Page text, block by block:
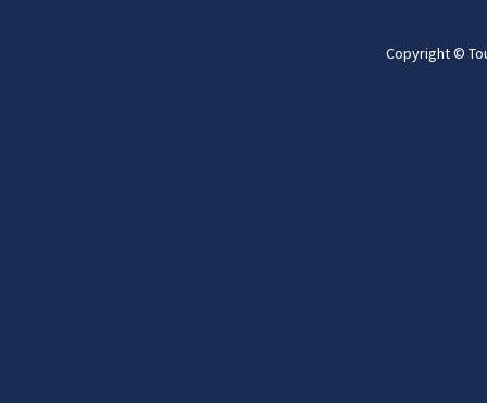
Copyright ©